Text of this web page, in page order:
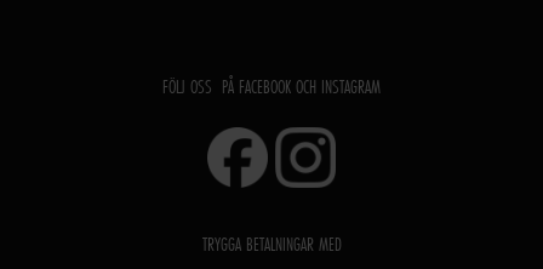
FÖLJ OSS PÅ FACEBOOK OCH INSTAGRAM
TRYGGA BETALNINGAR MED